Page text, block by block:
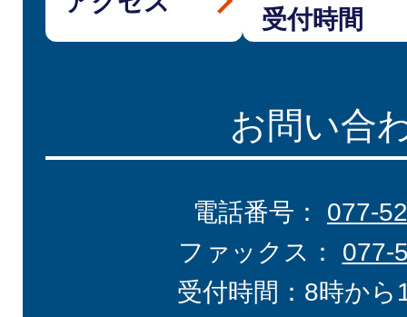
受付時間
お問い合
電話番号： 077-
ファックス： 077-
受付時間：8時から